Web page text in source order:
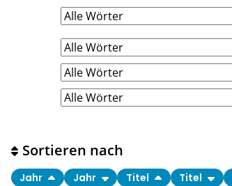
Sortieren nach
Jahr Jahr Titel Titel